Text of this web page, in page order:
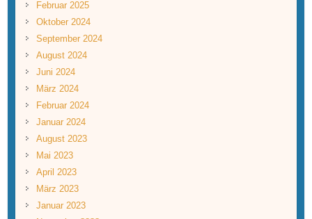
Februar 2025
Oktober 2024
September 2024
August 2024
Juni 2024
März 2024
Februar 2024
Januar 2024
August 2023
Mai 2023
April 2023
März 2023
Januar 2023